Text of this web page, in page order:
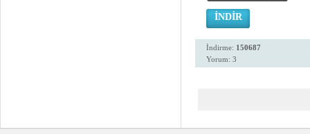
İNDİR
İndirme: 150687
Yorum: 3